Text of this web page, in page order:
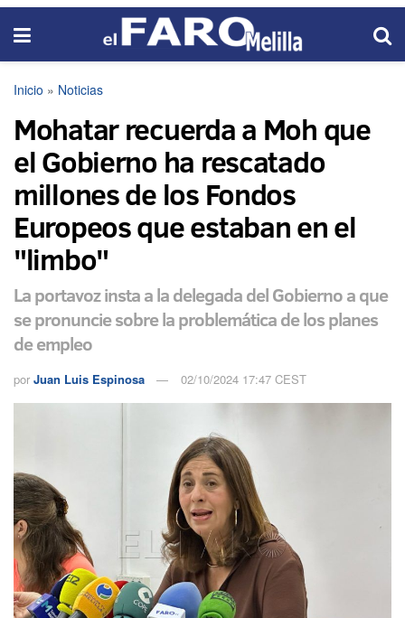
Inicio » Noticias
Mohatar recuerda a Moh que
el Gobierno ha rescatado
millones de los Fondos
Europeos que estaban en el
"limbo"
La portavoz insta a la delegada del Gobierno a que
se pronuncie sobre la problemática de los planes
de empleo
por Juan Luis Espinosa 02/10/2024 17:47 CEST